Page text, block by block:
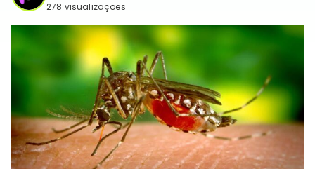
278 visualizações